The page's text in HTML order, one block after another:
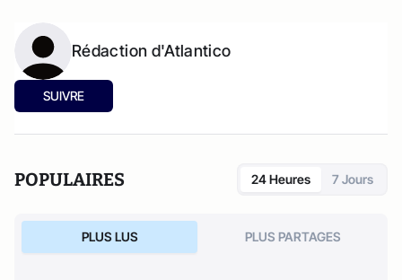
Rédaction d'Atlantico
SUIVRE
POPULAIRES 24 Heures 7 Jours
PLUS LUS PLUS PARTAGES